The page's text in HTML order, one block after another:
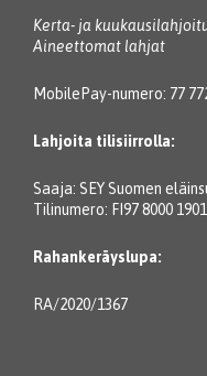
Kerta- ja
Aineettomat lahjat
MobilePay-numero: 77
Lahjoita tilisiirrolla:
Saaja: SEY Suomen
Tilinumero: FI97 8000
Rahankeräyslupa:
RA/2020/1367